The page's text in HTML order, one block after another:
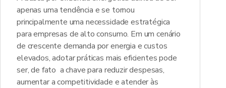
apenas uma tendência e se tornou
principalmente uma necessidade estratégica
para empresas de alto consumo. Em um cenário
de crescente demanda por energia e custos
elevados, adotar práticas mais eficientes pode
ser, de fato a chave para reduzir despesas,
aumentar a competitividade e atender às